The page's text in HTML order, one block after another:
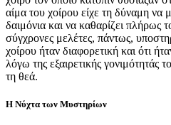
αίμα του χοίρου είχε τη δύναμη να
δαιμόνια και να καθαρίζει
σύγχρονες μελέτες, πάντως,
χοίρου ήταν διαφορετική και ότι
λόγω της εξαιρετικής γονιμότητάς
τη θεά.
Η Νύχτα των Μυστηρίων